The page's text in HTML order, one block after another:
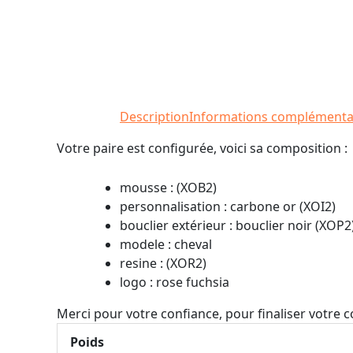
DescriptionInformations
Votre paire est configurée, voici sa composition :
mousse : (XOB2)
personnalisation : carbone or (XOI2)
bouclier extérieur : bouclier noir
modele : cheval
resine : (XOR2)
logo : rose fuchsia
Merci pour votre confiance, pour finaliser votre
Poids